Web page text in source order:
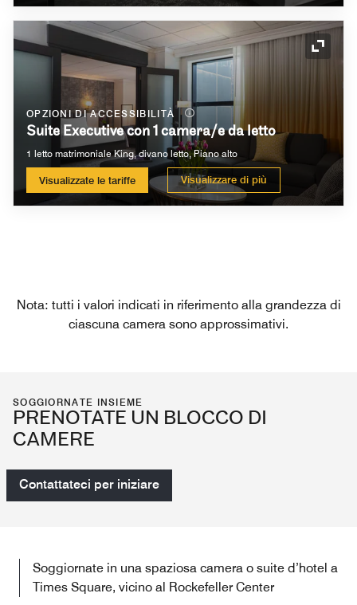
Icona
OPZIONI DI ACCESSIBILITÀ
Suite Executive con 1 camera/e da letto
1 letto matrimoniale King, divano letto, Piano alto
Visualizzate le tariffe Visualizzare di più
Nota: tutti i valori indicati in riferimento alla grandezza di
ciascuna camera sono approssimativi.
SOGGIORNATE INSIEME
PRENOTATE UN BLOCCO DI
CAMERE
Contattateci per iniziare
Soggiornate in una spaziosa camera o suite d’hotel a
Times Square, vicino al Rockefeller Center